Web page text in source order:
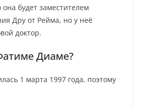
будет заместителем
Дру от Рейма, но у неё
доктор.
Диаме?
1 марта 1997 года, поэтому